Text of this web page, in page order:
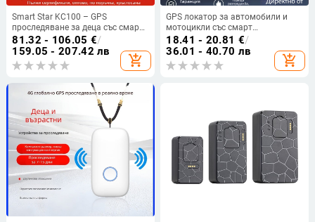
Smart Star KC100 – GPS
проследяване за деца със смарт
студентска карта, анти-изгубване,
кампусен локатор
81.32 - 106.05 €/
159.05 - 207.42 лв
add_shopping_cart
GPS локатор за автомобили и
мотоцикли със смарт
охранителна система против
кражба
18.41 - 20.81 €/
36.01 - 40.70 лв
add_shopping_cart